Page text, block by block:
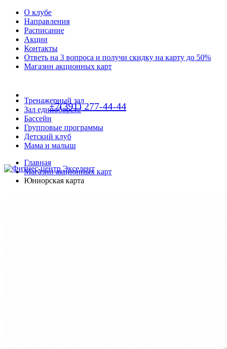
О клубе
Направления
Расписание
Акции
Контакты
Ответь на 3 вопроса и получи скидку на карту до 50%
Магазин акционных карт
+7(391) 277-44-44
Тренажерный зал
Зал единоборств
Бассейн
Групповые программы
Детский клуб
Мама и малыш
Главная
Магазин акционных карт
Юниорская карта